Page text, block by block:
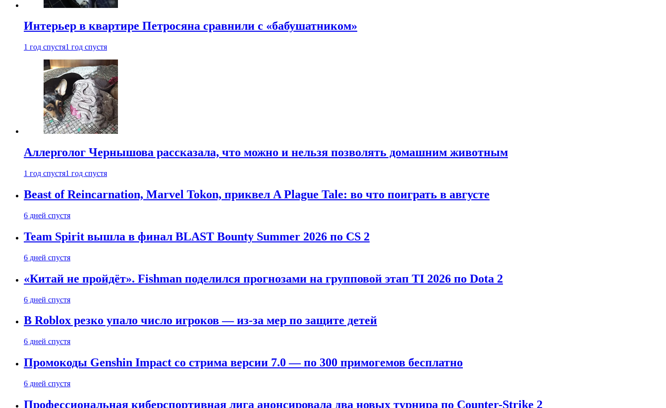
Интерьер в квартире Петросяна сравнили с «бабушатником»
1 год спустя1 год спустя
Аллерголог Чернышова рассказала, что можно и нельзя позволять домашним животным
1 год спустя1 год спустя
Beast of Reincarnation, Marvel Tokon, приквел A Plague Tale: во что поиграть в августе
6 дней спустя
Team Spirit вышла в финал BLAST Bounty Summer 2026 по CS 2
6 дней спустя
«Китай не пройдёт». Fishman поделился прогнозами на групповой этап TI 2026 по Dota 2
6 дней спустя
В Roblox резко упало число игроков — из-за мер по защите детей
6 дней спустя
Промокоды Genshin Impact со стрима версии 7.0 — по 300 примогемов бесплатно
6 дней спустя
Профессиональная киберспортивная лига анонсировала два новых турнира по Counter-Strike 2